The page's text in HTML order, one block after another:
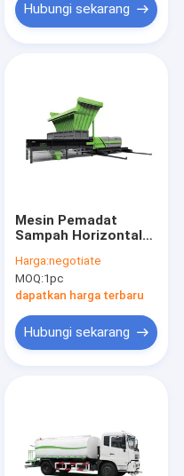
Hubungi sekarang
Mesin Pemadat
Sampah Horizontal
Sedang
Harga:negotiate
MOQ:1pc
dapatkan harga terbaru
Hubungi sekarang